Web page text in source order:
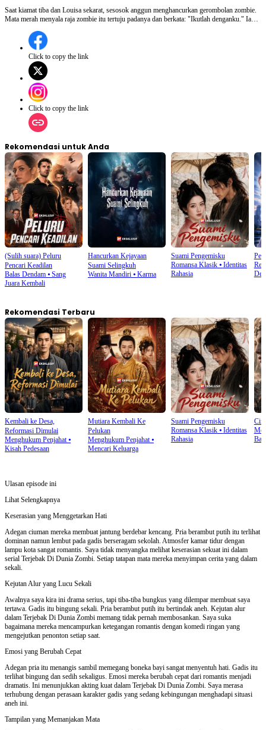
Saat kiamat tiba dan Louisa sekarat, sesosok anggun menghancurkan gerombolan zombie.
Mata merah menyala raja zombie itu tertuju padanya dan berkata: "Ikutlah denganku." Ia
diam mencintainya selama ini.
Click to copy the link
Click to copy the link
Rekomendasi untuk Anda
(Sulih suara) Peluru
Pencari Keadilan
Balas Dendam ⦁ Sang
Juara Kembali
Hancurkan Kejayaan
Suami Selingkuh
Wanita Mandiri⦁ Karma
Suami Pengemisku
Romansa Klasik⦁ Identitas
Rahasia
Rekomendasi Terbaru
Kembali ke Desa,
Reformasi Dimulai
Menghukum Penjahat⦁
Kisah Pedesaan
Mutiara Kembali Ke
Pelukan
Menghukum Penjahat⦁
Mencari Keluarga
Suami Pengemisku
Romansa Klasik⦁ Identitas
Rahasia
Ulasan episode ini
Lihat Selengkapnya
Keserasian yang Menggetarkan Hati
Adegan ciuman mereka membuat jantung berdebar kencang. Pria berambut putih itu terlihat
dominan namun lembut pada gadis berseragam sekolah. Atmosfer kamar tidur dengan
lampu kota sangat romantis. Saya tidak menyangka melihat keserasian sekuat ini dalam
serial Terjebak Di Dunia Zombi. Setiap tatapan mata mereka menyimpan cerita yang dalam
sekali.
Kejutan Alur yang Lucu Sekali
Awalnya saya kira ini drama serius, tapi tiba-tiba bungkus yang dilempar membuat saya
tertawa. Gadis itu bingung sekali. Pria berambut putih itu bertindak aneh. Kejutan alur
dalam Terjebak Di Dunia Zombi memang tidak pernah membosankan. Saya suka
bagaimana mereka mencampurkan ketegangan romantis dengan komedi ringan yang
mengejutkan penonton setiap saat.
Emosi yang Berubah Cepat
Adegan pria itu menangis sambil memegang boneka bayi sangat menyentuh hati. Gadis itu
terlihat bingung dan sedih sekaligus. Emosi mereka berubah cepat dari romantis menjadi
dramatis. Ini menunjukkan akting kuat dalam Terjebak Di Dunia Zombi. Saya merasa
terhubung dengan perasaan karakter gadis yang sedang kebingungan menghadapi situasi
aneh ini.
Tampilan yang Memanjakan Mata